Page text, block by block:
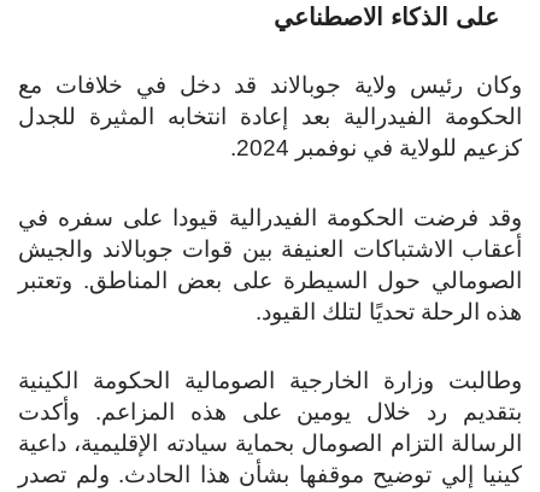
على الذكاء الاصطناعي
وكان رئيس ولاية جوبالاند قد دخل في خلافات مع
الحكومة الفيدرالية بعد إعادة انتخابه المثيرة للجدل
كزعيم للولاية في نوفمبر 2024.
وقد فرضت الحكومة الفيدرالية قيودا على سفره في
أعقاب الاشتباكات العنيفة بين قوات جوبالاند والجيش
الصومالي حول السيطرة على بعض المناطق. وتعتبر
هذه الرحلة تحديًا لتلك القيود.
وطالبت وزارة الخارجية الصومالية الحكومة الكينية
بتقديم رد خلال يومين على هذه المزاعم. وأكدت
الرسالة التزام الصومال بحماية سيادته الإقليمية، داعية
كينيا إلي توضيح موقفها بشأن هذا الحادث. ولم تصدر